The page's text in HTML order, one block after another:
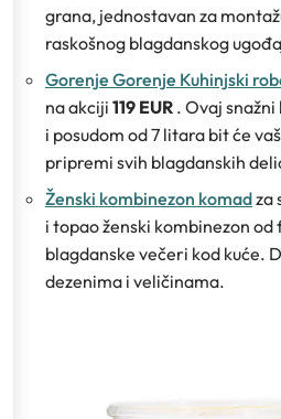
grana, jednostavan za
raskošnog blagdanskog
Gorenje Gorenje Kuhinjski
na akciji 119 EUR . Ovaj
i posudom od 7 litara bit će
pripremi svih blagdanskih
Ženski kombinezon komadza
i topao ženski kombinezon od
blagdanske večeri kod kuće.
dezenima i veličinama.